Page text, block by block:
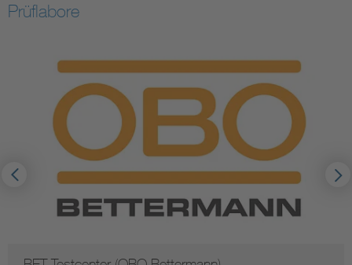
Prüflabore